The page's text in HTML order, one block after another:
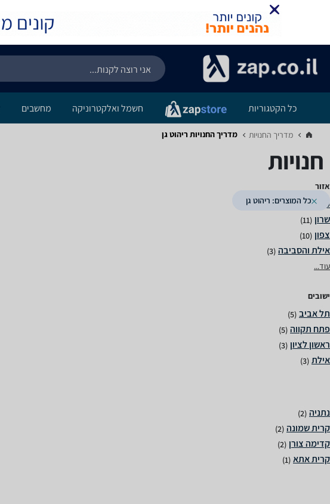
כל הקטגוריות חשמל ואלקטרוניקה מחשבים
מדריך החנויות‏ מדריך החנויות ‏ריהוט גן
חנויות
כל המוצרים: ריהוט גן
אזור
(26)
(11)
(10)
(3)
עוד...
ישובים
(5)
(5)
(3)
(3)
(2)
(2)
(2)
(1)